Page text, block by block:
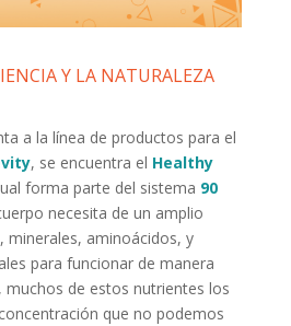
Y LA NATURALEZA
a la línea de productos para el
, se encuentra el Healthy
forma parte del sistema 90
necesita de un amplio
minerales, aminoácidos, y
para funcionar de manera
muchos de estos nutrientes los
que no podemos